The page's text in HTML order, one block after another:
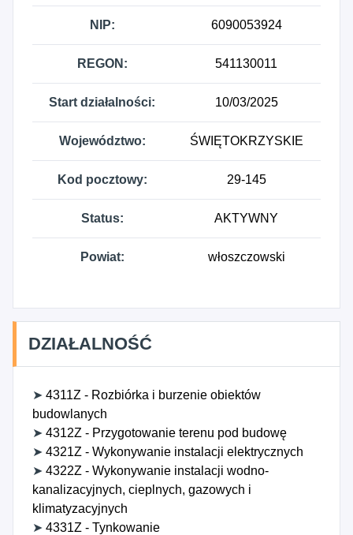
NIP: 6090053924
REGON: 541130011
Start działalności: 10/03/2025
Województwo: ŚWIĘTOKRZYSKIE
Kod pocztowy: 29-145
Status: AKTYWNY
Powiat: włoszczowski
DZIAŁALNOŚĆ
➤ 4311Z - Rozbiórka i burzenie obiektów
budowlanych
➤ 4312Z - Przygotowanie terenu pod budowę
➤ 4321Z - Wykonywanie instalacji elektrycznych
➤ 4322Z - Wykonywanie instalacji wodno-
kanalizacyjnych, cieplnych, gazowych i
klimatyzacyjnych
➤ 4331Z - Tynkowanie